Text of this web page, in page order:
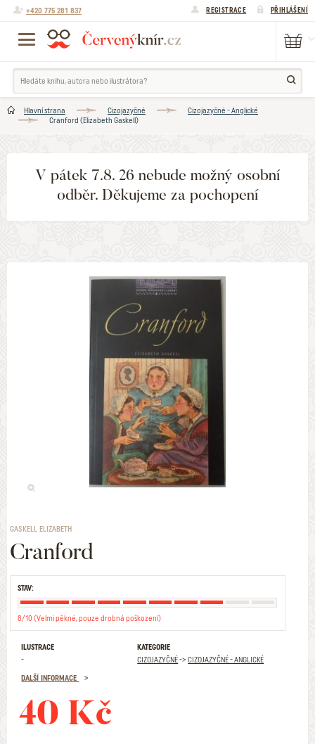
+420 775 281 837 REGISTRACE PŘIHLÁŠENÍ
Hlavní strana Cizojazyčné
Cizojazyčné - Anglické
Cranford (Elizabeth Gaskell)
V pátek 7.8. 26 nebude možný osobní
odběr. Děkujeme za pochopení
GASKELL ELIZABETH
Cranford
STAV:
8/10 (Velmi pěkné, pouze drobná poškození)
ILUSTRACE
-
KATEGORIE
CIZOJAZYČNÉ->CIZOJAZYČNÉ - ANGLICKÉ
DALŠÍ INFORMACE
40 Kč